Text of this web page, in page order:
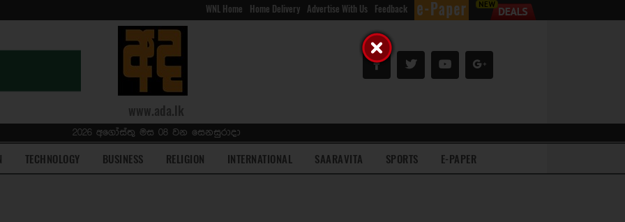
WNL Home Home Delivery Advertise With Us Feedback
www.ada.lk
2026 අගෝස්තු මස 08 වන සෙනසුරාදා
TECHNOLOGY BUSINESS RELIGION INTERNATIONAL SAARAVITA SPORTS E-PAPER